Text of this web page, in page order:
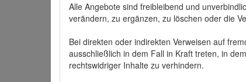
Alle Angebote sind freibleibend und
verändern, zu ergänzen, zu löschen oder die
Bei direkten oder indirekten Verweisen auf
ausschließlich in dem Fall in Kraft treten, in
rechtswidriger Inhalte zu verhindern.